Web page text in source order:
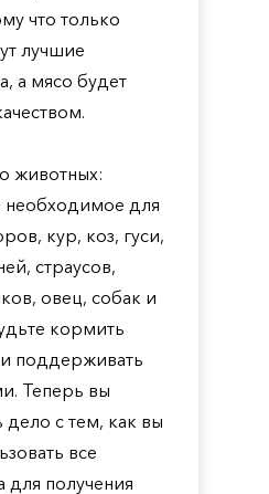
что только
лучшие
а мясо будет
животных:
необходимое для
кур, коз, гуси,
страусов,
овец, собак и
кормить
поддерживать
Теперь вы
с тем, как вы
все
получения